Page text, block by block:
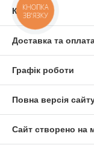
Контакти
Доставка та
Графік роботи
Повна версія
Сайт створено на
КНОПКА
ЗВ'ЯЗКУ